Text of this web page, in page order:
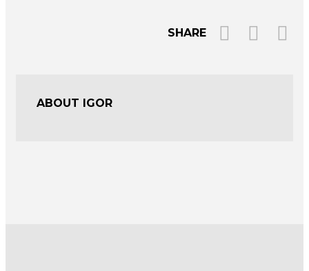
SHARE
ABOUT IGOR